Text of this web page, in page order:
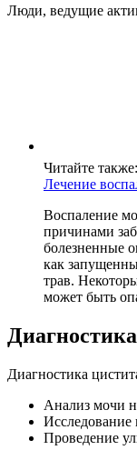
Люди, ведущие
Читайте также:
Лечение
Воспаление
причинами
болезненные
как
трав.
может быть
Диагностика
Диагностика
Анализ мочи
Исследование
Проведение